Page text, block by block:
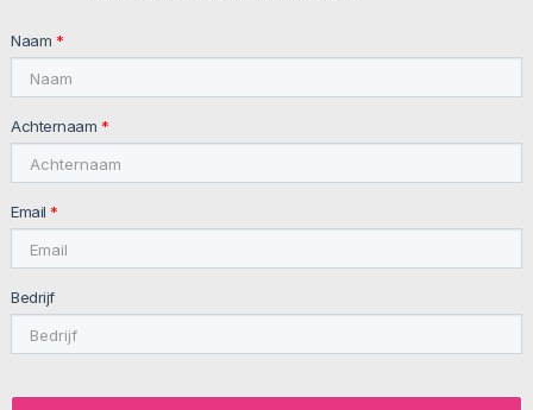
Naam *
Achternaam *
Email *
Bedrijf
intranet.ai s.r.l. - Via Fabio Filzi, 5 - 20124 Milano MI - Italia
VAT: IT11172630961, Tel: +39 02 39 29 5655
© 2026 intranet.ai ™ All rights reserved
Privacy Policy
Newsletter Policy
Customer and